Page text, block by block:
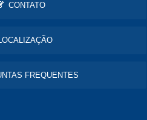
CONTATO
FREQUENTES